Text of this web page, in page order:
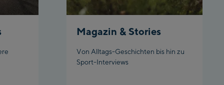
Magazin & Stories
Von Alltags-Geschichten bis hin zu
Sport-Interviews